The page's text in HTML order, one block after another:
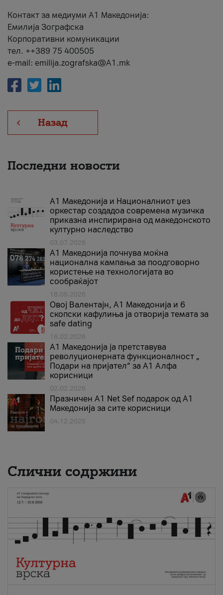
Контакт за медиуми А1 Македонија:
Емилија Зографска
Корпоративни комуникации
тел. ++389 75 400505
e-mail: emilija.zografska@A1.mk
Назад
Последни новости
А1 Македонија и Националниот џез
оркестар создадоа современа музичка
приказна инспирирана од македонското
културно наследство
03.07.2026
A1 Македонија почнува моќна
национална кампања за поодговорно
користење на технологијата во
сообраќајот
18.05.2026
Овој Валентајн, A1 Македонија и 6
скопски кафулиња ја отворија темата за
safe dating
16.02.2026
А1 Македонија ја претставува
револуционерната функционалност „
Подари на пријател“ за А1 Алфа
корисници
02.02.2026
Празничен A1 Net Sеf подарок од А1
Македонија за сите корисници
04.12.2025
Слични содржини